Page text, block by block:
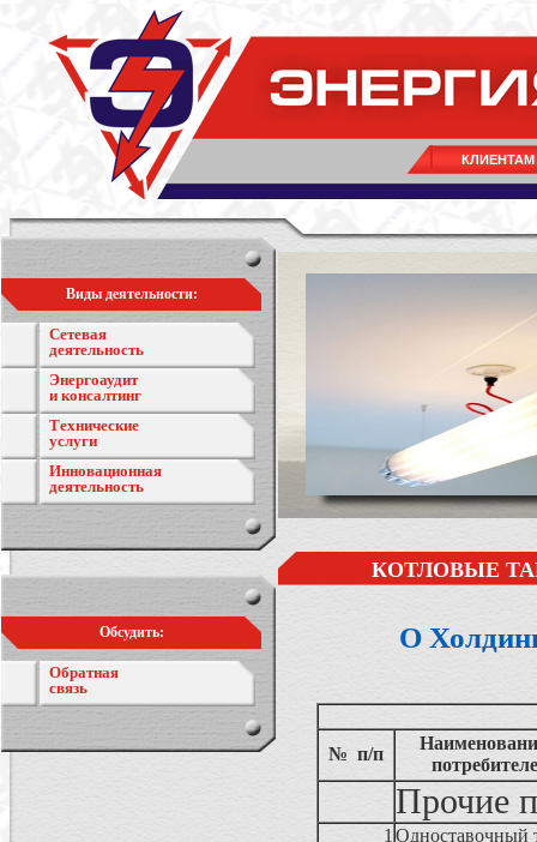
КЛИЕНТАМ
Виды деятельности:
Сетевая
деятельность
Энергоаудит
и консалтинг
Технические
услуги
Инновационная
деятельность
Обсудить:
Обратная
связь
КОТЛОВЫЕ
О
№ п/п
Прочие
1 Одноставочный